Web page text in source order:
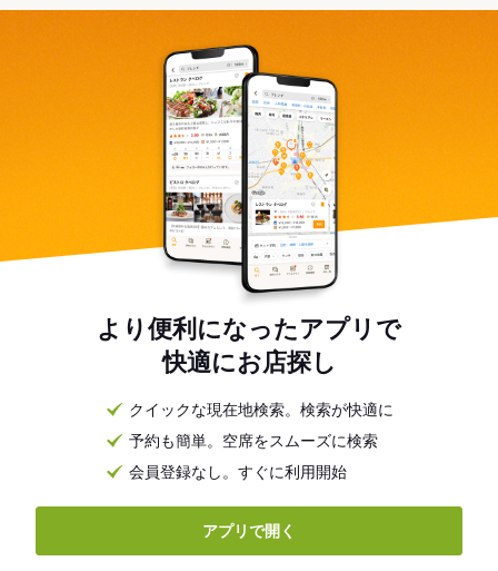
より便利になったアプリで
快適にお店探し
クイックな現在地検索。検索が快適に
予約も簡単。空席をスムーズに検索
会員登録なし。すぐに利用開始
アプリで開く